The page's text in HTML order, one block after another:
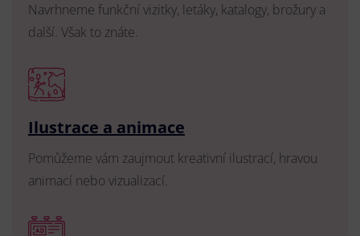
Navrhneme funkční vizitky, letáky, katalogy, brožury a
další. Však to znáte.
Ilustrace a animace
Pomůžeme vám zaujmout kreativní ilustrací, hravou
animací nebo vizualizací.